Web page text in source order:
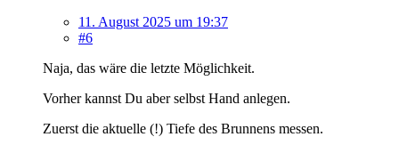
11. August 2025 um 19:37
#6
Naja, das wäre die letzte Möglichkeit.
Vorher kannst Du aber selbst Hand anlegen.
Zuerst die aktuelle (!) Tiefe des Brunnens messen.